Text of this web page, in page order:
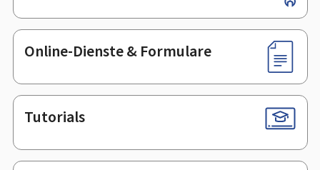
Online-Dienste & Formulare
Tutorials